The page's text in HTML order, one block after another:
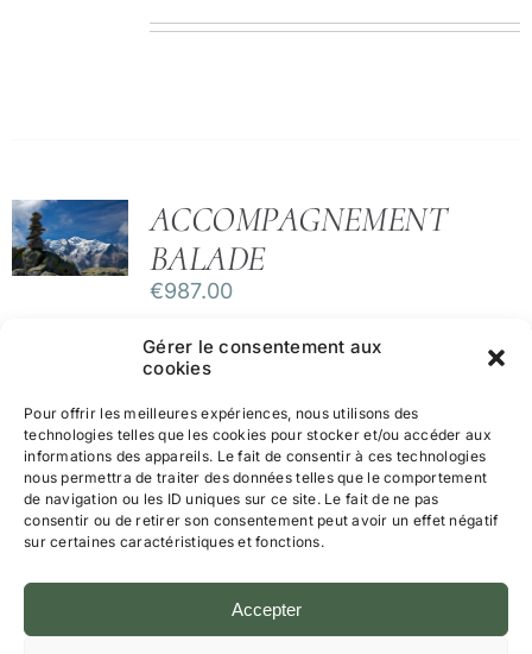
Gérer le consentement aux
cookies
Pour offrir les meilleures expériences, nous utilisons des
technologies telles que les cookies pour stocker et/ou accéder aux
informations des appareils. Le fait de consentir à ces technologies
nous permettra de traiter des données telles que le comportement
de navigation ou les ID uniques sur ce site. Le fait de ne pas
consentir ou de retirer son consentement peut avoir un effet négatif
sur certaines caractéristiques et fonctions.
Accepter
ACCOMPAGNEMENT
BALADE
€987.00
Mentions légales et Politique de Confidentialité
CGV
Politique de cookies (UE)